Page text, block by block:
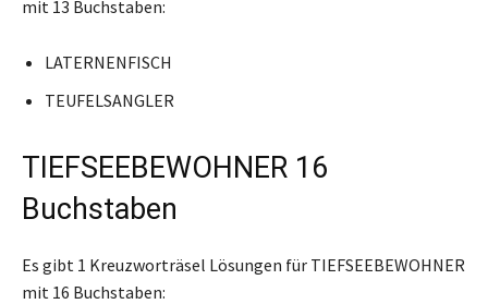
mit 13 Buchstaben:
LATERNENFISCH
TEUFELSANGLER
TIEFSEEBEWOHNER 16
Buchstaben
Es gibt 1 Kreuzworträsel Lösungen für TIEFSEEBEWOHNER
mit 16 Buchstaben: